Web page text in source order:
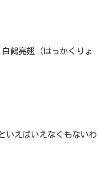
鶴亮翅（はっかくりょ
いえばいえなくもないわ